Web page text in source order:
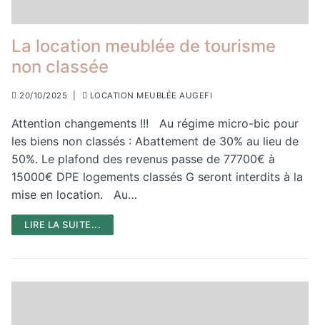
La location meublée de tourisme
non classée
20/10/2025 LOCATION MEUBLÉE AUGEFI
Attention changements !!! Au régime micro-bic pour
les biens non classés : Abattement de 30% au lieu de
50%. Le plafond des revenus passe de 77700€ à
15000€ DPE logements classés G seront interdits à la
mise en location. Au…
LIRE LA SUITE...